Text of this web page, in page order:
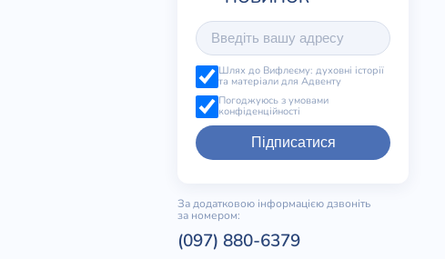
Шлях до Вифлеєму: духовні історії
та матеріали для Адвенту
Погоджуюсь з умовами
конфіденційності
Підписатися
За додатковою інформацією дзвоніть
за номером:
(097) 880-6379